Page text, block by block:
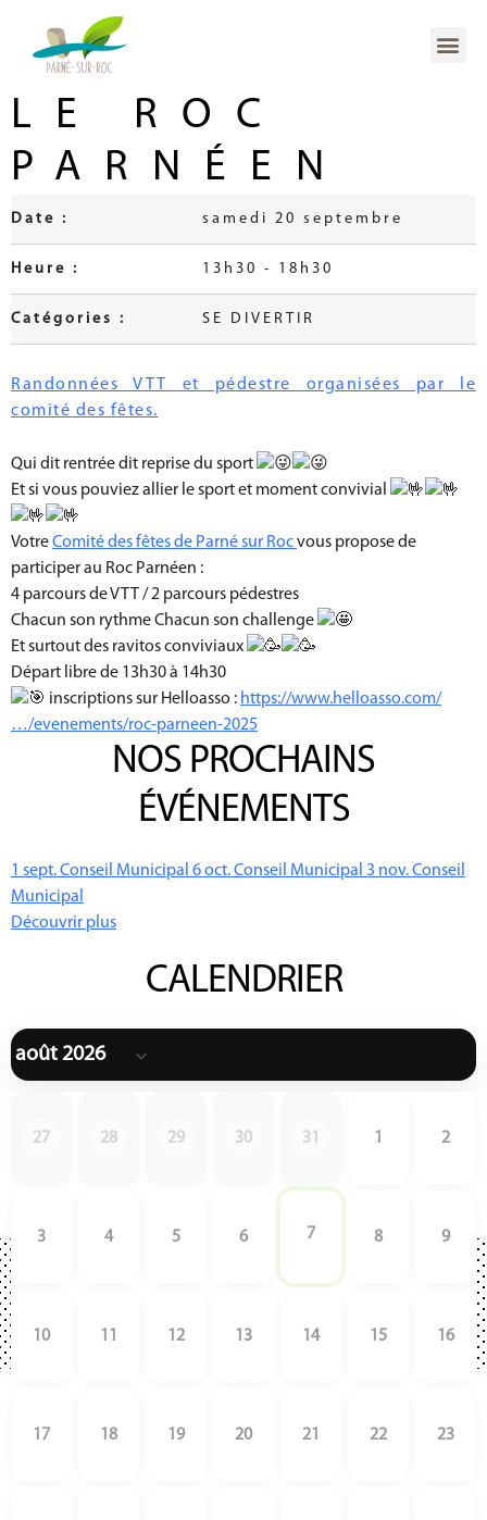
LE ROC
PARNÉEN
Date : samedi 20 septembre
Heure : 13h30 - 18h30
Catégories : SE DIVERTIR
Randonnées VTT et pédestre organisées par le
comité des fêtes.
Qui dit rentrée dit reprise du sport
Et si vous pouviez allier le sport et moment convivial
VotreComité des fêtes de Parné sur Rocvous propose de
participer au Roc Parnéen :
4 parcours de VTT / 2 parcours pédestres
Chacun son rythme Chacun son challenge
Et surtout des ravitos conviviaux
Départ libre de 13h30 à 14h30
inscriptions sur Helloasso : https://www.helloasso.com/
…/evenements/roc-parneen-2025
NOS PROCHAINS
ÉVÉNEMENTS
1 sept.Conseil Municipal 6oct.Conseil Municipal 3 nov.Conseil
Municipal
Découvrir plus
CALENDRIER
27 28 29 30 31 1 2
3 4 5 6 7 8 9
10 11 12 13 14 15 16
17 18 19 20 21 22 23